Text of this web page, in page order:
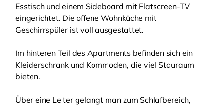
Esstisch und einem Sideboard mit Flatscreen-TV
eingerichtet. Die offene Wohnküche mit
Geschirrspüler ist voll ausgestattet.
Im hinteren Teil des Apartments befinden sich ein
Kleiderschrank und Kommoden, die viel Stauraum
bieten.
Über eine Leiter gelangt man zum Schlafbereich,